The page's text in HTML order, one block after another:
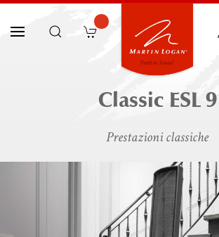
Classic ESL 9
Prestazioni classiche